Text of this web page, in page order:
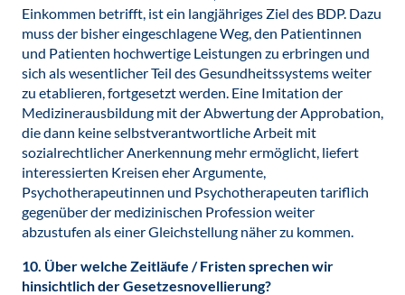
Einkommen betrifft, ist ein langjähriges Ziel des BDP. Dazu
muss der bisher eingeschlagene Weg, den Patientinnen
und Patienten hochwertige Leistungen zu erbringen und
sich als wesentlicher Teil des Gesundheitssystems weiter
zu etablieren, fortgesetzt werden. Eine Imitation der
Medizinerausbildung mit der Abwertung der Approbation,
die dann keine selbstverantwortliche Arbeit mit
sozialrechtlicher Anerkennung mehr ermöglicht, liefert
interessierten Kreisen eher Argumente,
Psychotherapeutinnen und Psychotherapeuten tariflich
gegenüber der medizinischen Profession weiter
abzustufen als einer Gleichstellung näher zu kommen.
10. Über welche Zeitläufe / Fristen sprechen wir
hinsichtlich der Gesetzesnovellierung?